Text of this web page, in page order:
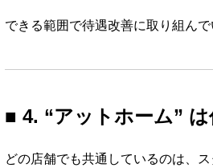
できる範囲で待遇改善に取り組んで
■ 4. “アットホーム”
どの店舗でも共通しているのは、